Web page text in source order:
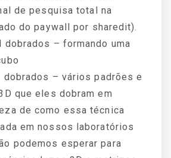
de pesquisa total na
do paywall por sharedit).
dobrados – formando uma
dobrados – vários padrões e
que eles dobram em
de como essa técnica
em nossos laboratórios
podemos esperar para